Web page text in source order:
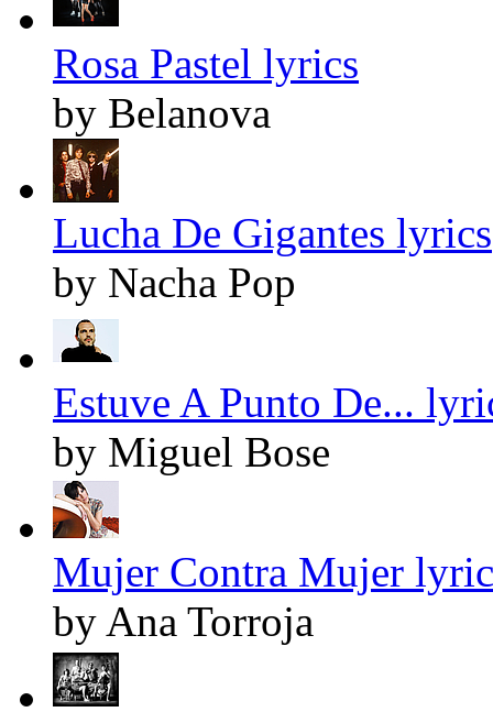
Rosa Pastel lyrics
by Belanova
Lucha De Gigantes lyrics
by Nacha Pop
Estuve A Punto De...
by Miguel Bose
Mujer Contra Mujer
by Ana Torroja